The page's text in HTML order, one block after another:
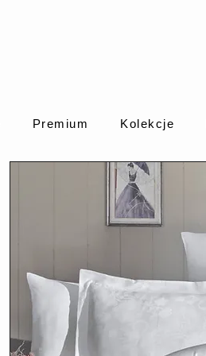
Premium Kolekcje